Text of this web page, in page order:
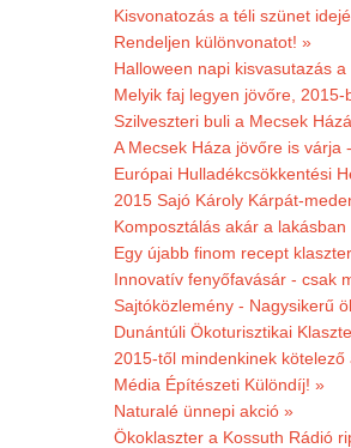
Kisvonatozás a téli szünet
Rendeljen különvonatot! »
Halloween napi kisvasutazás
Melyik faj legyen jövőre,
Szilveszteri buli a Mecsek
A Mecsek Háza jövőre is várja
Európai Hulladékcsökkentési
2015 Sajó Károly Kárpát-
Komposztálás akár a lakásban
Egy újabb finom recept
Innovatív fenyőfavásár - csak
Sajtóközlemény - Nagysikerű
Dunántúli Ökoturisztikai
2015-től mindenkinek
Média Építészeti Különdíj! »
Naturalé ünnepi akció »
Ökoklaszter a Kossuth Rádió